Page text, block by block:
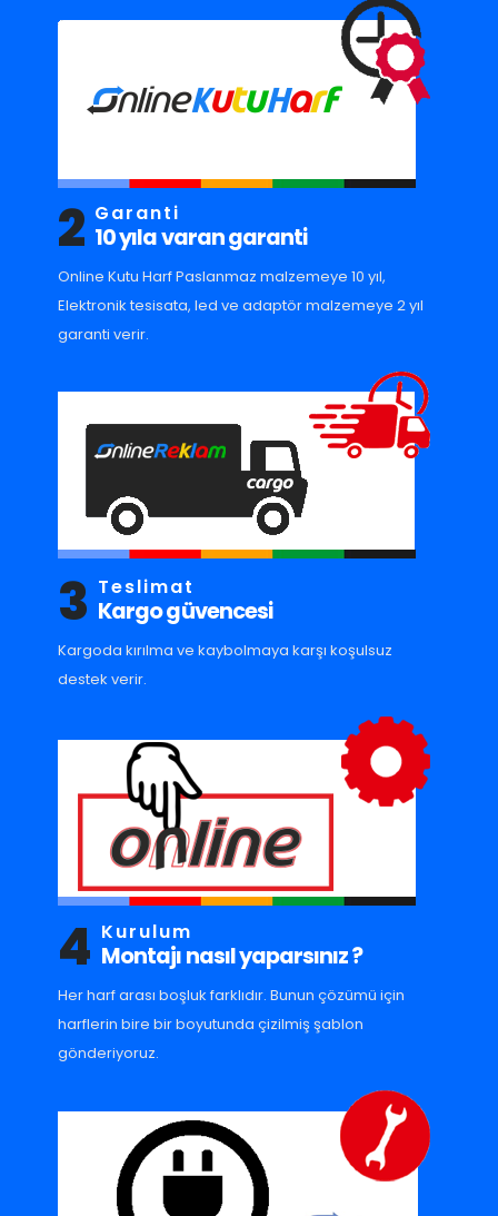
2 Garanti
10 yıla varan garanti
Online Kutu Harf Paslanmaz malzemeye 10 yıl,
Elektronik tesisata, led ve adaptör malzemeye 2 yıl
garanti verir.
3 Teslimat
Kargo güvencesi
Kargoda kırılma ve kaybolmaya karşı koşulsuz
destek verir.
4 Kurulum
Montajı nasıl yaparsınız ?
Her harf arası boşluk farklıdır. Bunun çözümü için
harflerin bire bir boyutunda çizilmiş şablon
gönderiyoruz.